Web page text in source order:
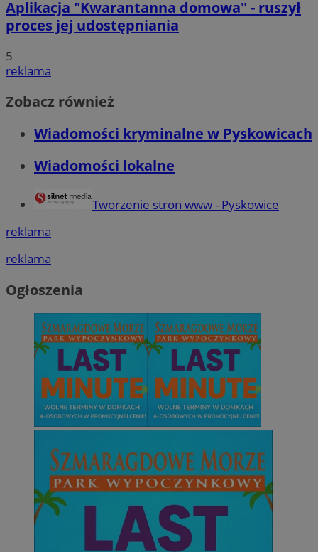
Aplikacja "Kwarantanna domowa" - ruszył
proces jej udostępniania
5
reklama
Zobacz również
Wiadomości kryminalne w Pyskowicach
Wiadomości lokalne
Tworzenie stron www - Pyskowice
reklama
reklama
Ogłoszenia